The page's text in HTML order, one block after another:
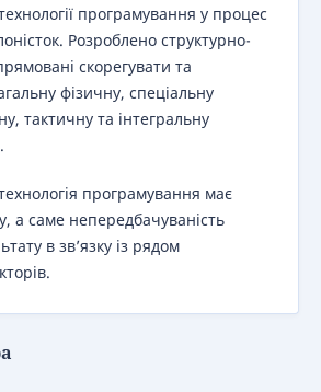
програмування у процес
Розроблено структурно-
скорегувати та
фізичну, спеціальну
тактичну та інтегральну
програмування має
а саме непередбачуваність
в зв’язку із рядом